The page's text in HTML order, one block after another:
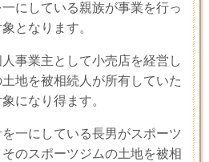
にしている親族が事業を行っ
となります。
事業主として小売店を経営し
地を被相続人が所有していた
になり得ます。
一にしている長男がスポーツ
のスポーツジムの土地を被相